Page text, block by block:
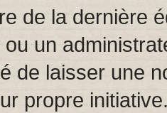
de la dernière
un
de laisser une
propre